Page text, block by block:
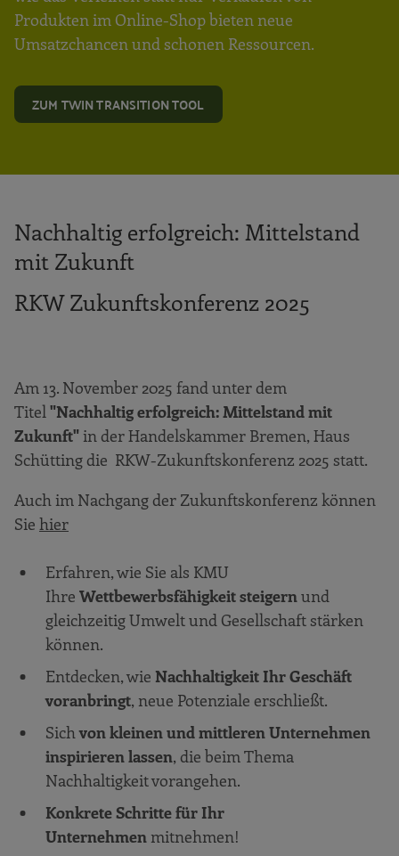
Produkten im Online-Shop bieten neue
Umsatzchancen und schonen Ressourcen.
ZUM TWIN TRANSITION TOOL
Nachhaltig erfolgreich: Mittelstand
mit Zukunft
RKW Zukunftskonferenz 2025
Am 13. November 2025 fand unter dem
Titel"Nachhaltig erfolgreich: Mittelstand mit
Zukunft" in der Handelskammer Bremen, Haus
Schütting die RKW-Zukunftskonferenz 2025 statt.
Auch im Nachgang der Zukunftskonferenz können
Sie hier
Erfahren, wie Sie als KMU
Ihre Wettbewerbsfähigkeit steigernund
gleichzeitig Umwelt und Gesellschaft stärken
können.
Entdecken, wie Nachhaltigkeit Ihr Geschäft
voranbringt, neue Potenziale erschließt.
Sichvon kleinen und mittleren Unternehmen
inspirieren lassen, die beim Thema
Nachhaltigkeit vorangehen.
Konkrete Schritte für Ihr
Unternehmen mitnehmen!